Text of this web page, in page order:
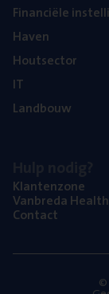
Finan­ci­ë­le
Haven
Hout­sec­tor
IT
Land­bouw
Klan­ten­zo­ne
Van­b­re­da Health
Con­tact
©